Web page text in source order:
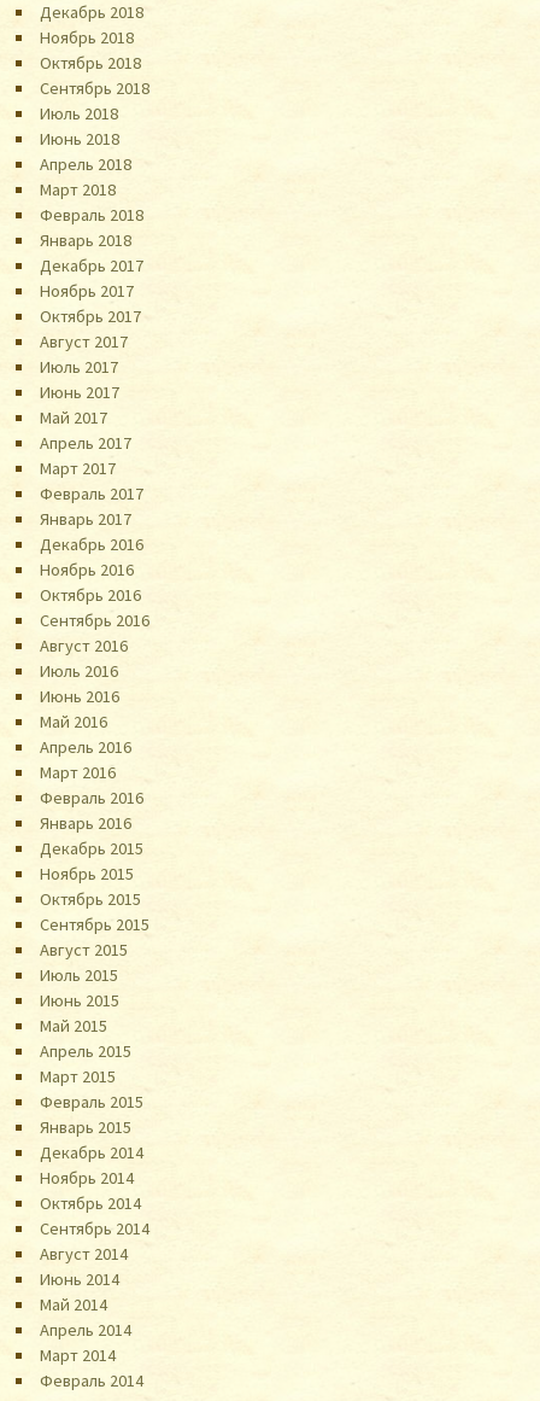
Декабрь 2018
Ноябрь 2018
Октябрь 2018
Сентябрь 2018
Июль 2018
Июнь 2018
Апрель 2018
Март 2018
Февраль 2018
Январь 2018
Декабрь 2017
Ноябрь 2017
Октябрь 2017
Август 2017
Июль 2017
Июнь 2017
Май 2017
Апрель 2017
Март 2017
Февраль 2017
Январь 2017
Декабрь 2016
Ноябрь 2016
Октябрь 2016
Сентябрь 2016
Август 2016
Июль 2016
Июнь 2016
Май 2016
Апрель 2016
Март 2016
Февраль 2016
Январь 2016
Декабрь 2015
Ноябрь 2015
Октябрь 2015
Сентябрь 2015
Август 2015
Июль 2015
Июнь 2015
Май 2015
Апрель 2015
Март 2015
Февраль 2015
Январь 2015
Декабрь 2014
Ноябрь 2014
Октябрь 2014
Сентябрь 2014
Август 2014
Июнь 2014
Май 2014
Апрель 2014
Март 2014
Февраль 2014